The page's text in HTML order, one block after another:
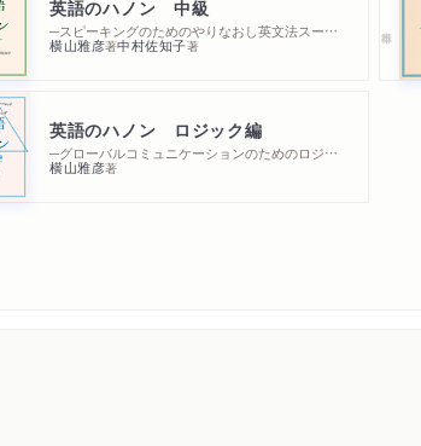
英語のハノン 中級
─スピーキングのためのやりなおし英文法スーパードリル
横山雅彦著中村佐知子著
英語のハノン ロジック編
─グローバルコミュニケーションのためのロジカルスピーキング
横山雅彦著